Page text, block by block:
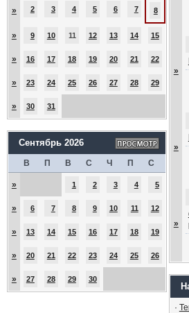
» 2 3 4 5 6 7 8
» 9 10 11 12 13 14 15
» 16 17 18 19 20 21 22
» 23 24 25 26 27 28 29
» 30 31
Сентябрь 2026
В П В С Ч П С
» 1 2 3 4 5
» 6 7 8 9 10 11 12
» 13 14 15 16 17 18 19
» 20 21 22 23 24 25 26
» 27 28 29 30
»
»
»
·